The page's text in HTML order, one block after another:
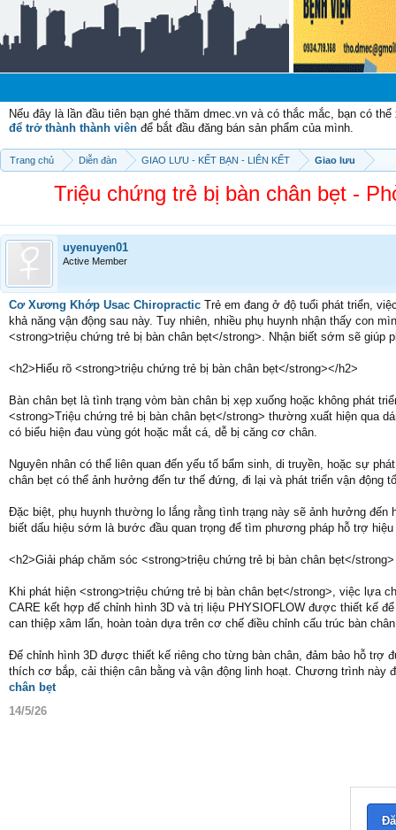
Nếu đây là lần đầu tiên bạn ghé thăm dmec.vn và có thắc mắc, bạn có
để trở thành thành viên để bắt đầu đăng bán sản phẩm của mình.
Trang chủ Diễn đàn GIAO LƯU - KẾT BẠN - LIÊN KẾT Giao lưu
Triệu chứng trẻ bị bàn chân bẹt -
uyenuyen01
Active Member
Cơ Xương Khớp Usac Chiropractic Trẻ em đang ở độ tuổi phát triển,
khả năng vận động sau này. Tuy nhiên, nhiều phụ huynh nhận thấy con
<strong>triệu chứng trẻ bị bàn chân bẹt</strong>. Nhận biết sớm sẽ giúp
<h2>Hiểu rõ <strong>triệu chứng trẻ bị bàn chân bẹt</strong></h2>
Bàn chân bẹt là tình trạng vòm bàn chân bị xẹp xuống hoặc không phát
<strong>Triệu chứng trẻ bị bàn chân bẹt</strong> thường xuất hiện qua
có biểu hiện đau vùng gót hoặc mắt cá, dễ bị căng cơ chân.
Nguyên nhân có thể liên quan đến yếu tố bẩm sinh, di truyền, hoặc sự
chân bẹt có thể ảnh hưởng đến tư thế đứng, đi lại và phát triển vận động
Đặc biệt, phụ huynh thường lo lắng rằng tình trạng này sẽ ảnh hưởng đến
biết dấu hiệu sớm là bước đầu quan trọng để tìm phương pháp hỗ trợ
<h2>Giải pháp chăm sóc <strong>triệu chứng trẻ bị bàn chân bẹt</
Khi phát hiện <strong>triệu chứng trẻ bị bàn chân bẹt</strong>, việc lựa
CARE kết hợp đế chỉnh hình 3D và trị liệu PHYSIOFLOW được thiết kế
can thiệp xâm lấn, hoàn toàn dựa trên cơ chế điều chỉnh cấu trúc bàn
Đế chỉnh hình 3D được thiết kế riêng cho từng bàn chân, đảm bảo hỗ trợ
thích cơ bắp, cải thiện cân bằng và vận động linh hoạt. Chương trình
chân bẹt
14/5/26